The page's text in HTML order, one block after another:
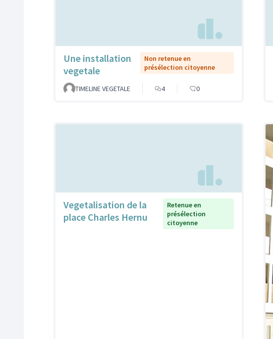
Une installation
vegetale
Non retenue en
présélection citoyenne
TIMELINE VEGETALE 4 0
Vegetalisation de la
place Charles Hernu
Retenue en
présélection
citoyenne